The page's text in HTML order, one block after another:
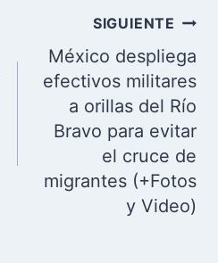
SIGUIENTE
México despliega
efectivos militares
a orillas del Río
Bravo para evitar
el cruce de
migrantes (+Fotos
y Video)